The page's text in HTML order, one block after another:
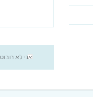
אני לא רובוט